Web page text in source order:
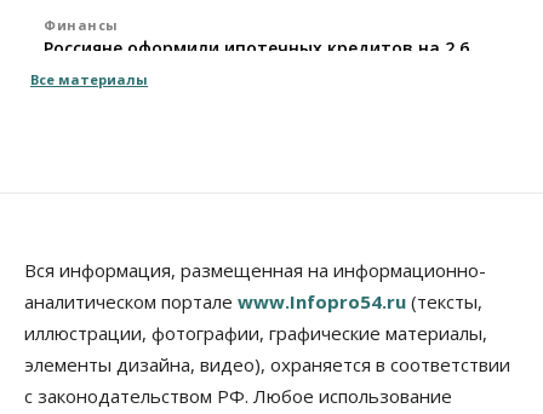
Финансы
Россияне оформили ипотечных кредитов на 2,6
06 Августа 2026, 15:53
Бизнес
Правительство России продлило разрешение на
выпуск бензина «Евро-3»
06 Августа 2026, 14:00
Общество
«За тех, у кого от 270 баллов,
Все материалы
Вся информация, размещенная на информационно-
аналитическом портале www.Infopro54.ru (тексты,
иллюстрации, фотографии, графические материалы,
элементы дизайна, видео), охраняется в соответствии
с законодательством РФ. Любое использование